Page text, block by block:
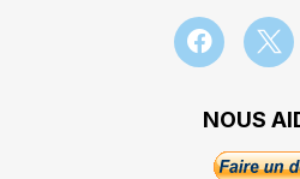
NOUS